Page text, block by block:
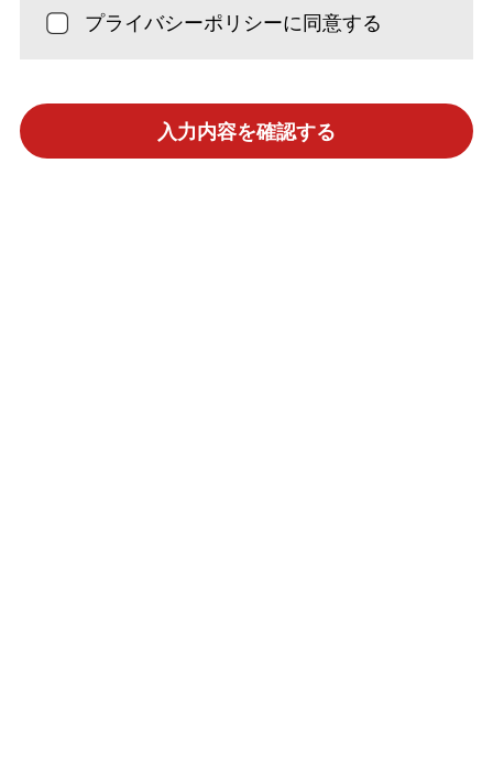
プライバシーポリシーに同意する